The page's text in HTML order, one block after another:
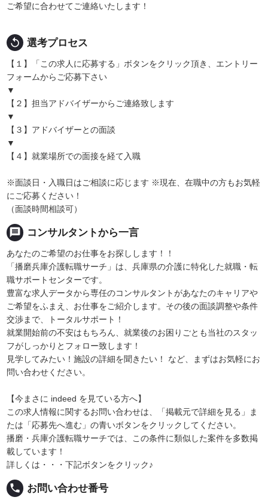
ご希望に合わせてご連絡いたします！
replay 選考プロセス
【１】「この求人に応募する」ボタンをクリック頂き、エントリー
フォームからご応募下さい
▼
【２】担当アドバイザーからご連絡致します
▼
【３】アドバイザーとの面談
▼
【４】就業場所での面接を経て入職
※面談日・入職日はご相談に応じます ※現在、在職中の方もお気軽
にご応募ください！
（面談時間相談可）
message コンサルタントから一言
あなたのご希望のお仕事をお探しします！！
「播磨兵庫介護転職サーチ」は、兵庫県の介護に特化した就職・転
職サポートセンターです。
豊富な求人データから専任のコンサルタントがあなたのキャリアや
ご希望をふまえ、お仕事をご紹介します。その後の面談調整や条件
交渉まで、トータルサポート！
就業開始前の不安はもちろん、就業後のお困りごとも当社のスタッ
フがしっかりとフォロー致します！
見学してみたい！施設の詳細を聞きたい！ など、まずはお気軽にお
問い合わせください。
【今まさに indeed を見ている方へ】
この求人情報に関するお問い合わせは、「掲載元で詳細を見る」ま
たは「応募先へ進む」の青いボタンをクリックしてください。
播磨・兵庫介護転職サーチでは、この条件に類似した案件を多数掲
載しています！
詳しくは・・・下記ボタンをクリック♪
local_phone お問い合わせ番号